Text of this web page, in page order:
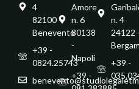
4
82100 -
Benevento
+39 -
0824.25743
Amore
n. 6
80138
-
Napoli
+39 -
n. 4
24122 -
+39 -